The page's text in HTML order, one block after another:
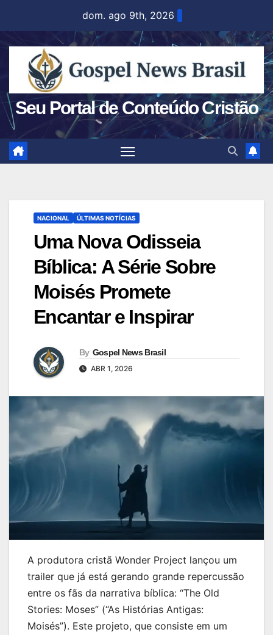
content
dom. ago 9th, 2026
Seu Portal de Conteúdo Cristão
NACIONAL ÚLTIMAS NOTÍCIAS
Uma Nova Odisseia
Bíblica: A Série Sobre
Moisés Promete
Encantar e Inspirar
By Gospel News Brasil
ABR 1, 2026
A produtora cristã Wonder Project lançou um
trailer que já está gerando grande repercussão
entre os fãs da narrativa bíblica: “The Old
Stories: Moses” (“As Histórias Antigas:
Moisés”). Este projeto, que consiste em um